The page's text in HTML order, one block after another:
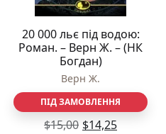
20 000 льє під водою:
Роман. – Верн Ж. – (НК
Богдан)
Верн Ж.
ПІД ЗАМОВЛЕННЯ
$15,00 $14,25